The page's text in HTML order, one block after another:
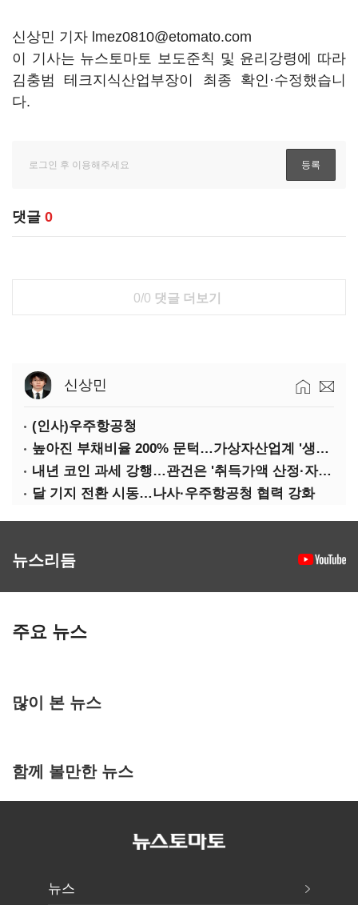
신상민 기자 lmez0810@etomato.com
이 기사는 뉴스토마토 보도준칙 및 윤리강령에 따라
김충범 테크지식산업부장이 최종 확인·수정했습니
다.
댓글 0
0/0 댓글 더보기
신상민
(인사)우주항공청
높아진 부채비율 200% 문턱…가상자산업계 '생존 시험대'
내년 코인 과세 강행…관건은 '취득가액 산정·자산 이동'
달 기지 전환 시동…나사·우주항공청 협력 강화
뉴스리듬
주요 뉴스
많이 본 뉴스
함께 볼만한 뉴스
뉴스